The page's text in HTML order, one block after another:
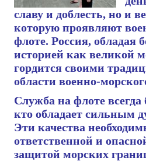
славу и доблесть, но и
которую проявляют
флоте. Россия, обладая
историей как великой
гордится своими
области военно-
Служба на флоте
кто обладает сильным
Эти качества
ответственной и
защитой морских